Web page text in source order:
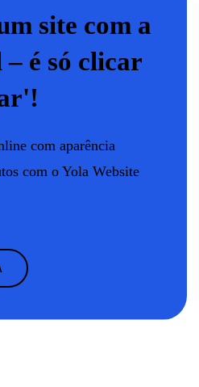
site com a
é só clicar
com aparência
com o Yola Website